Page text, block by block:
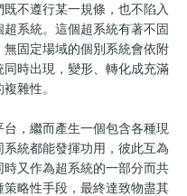
不遵行某一規條，也不陷入
系統。這個超系統有著不固
固定場域的個別系統會依附
時出現，變形、轉化成充滿
雜性。
，繼而產生一個包含各種現
統都能發揮功用，彼此互為
又作為超系統的一部分而共
略性手段，最終達致物盡其